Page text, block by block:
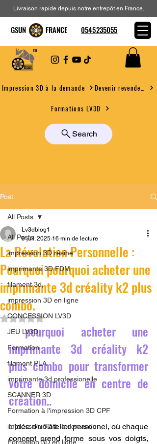
Impression 3D à la demande
Formations LV3D
Search
Livraison rapide depuis notre entrepôt en France.
GSUN FRANCE 0545235055
Post
All Posts
impression 3D résine.
imprimante 3D FDM
filament 3d,
impression 3D en ligne
CONCESSION LV3D
JEU LV3D
Formation
filament PLA
imprimante 3d professionelle
SCANNER 3D
Formation à l'impression 3D CPF
impression 3D à la demande
Formation 3D en ligne.
All Posts
La Révolution Personnelle :
Pourquoi pourquoi acheter une
imprimante 3d créality k2 plus
combo.
Lv3dblog1
9 juil. 2025 16 min de lecture
Noté NaN étoiles sur 5.
pourquoi acheter une
imprimante 3d créality k2
plus combo pour transformer
votre domicile en centre de
création..
L'idée d'un atelier personnel, où chaque
concept prend forme sous vos doigts,